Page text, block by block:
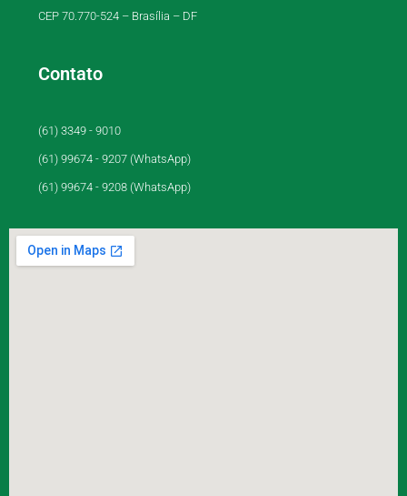
CEP 70.770-524 – Brasília – DF
Contato
(61) 3349 - 9010
(61) 99674 - 9207 (WhatsApp)
(61) 99674 - 9208 (WhatsApp)